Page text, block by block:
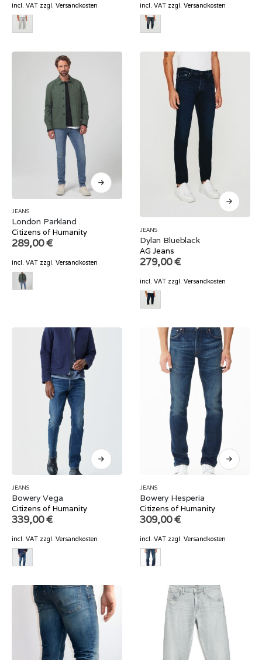
incl. VAT zzgl. Versandkosten incl. VAT zzgl. Versandkosten
JEANS
London Parkland
Citizens of Humanity
289,00€
incl. VAT zzgl. Versandkosten
JEANS
Dylan Blueblack
AG Jeans
279,00€
incl. VAT zzgl. Versandkosten
JEANS
Bowery Vega
Citizens of Humanity
339,00€
incl. VAT zzgl. Versandkosten
JEANS
Bowery Hesperia
Citizens of Humanity
309,00€
incl. VAT zzgl. Versandkosten